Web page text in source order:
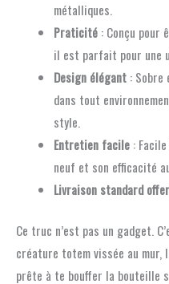
métalliques.
Praticité: Conçu pour
il est parfait pour une
Design élégant: Sobre
dans tout
style.
Entretien facile: Facile
neuf et son efficacité
Livraison standard
Ce truc n’est pas un gadget.
créature totem vissée au mur,
prête à te bouffer la bouteille